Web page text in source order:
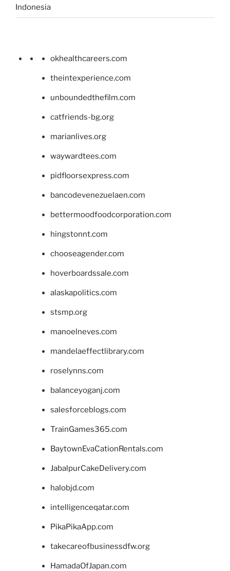
Indonesia
okhealthcareers.com
theintexperience.com
unboundedthefilm.com
catfriends-bg.org
marianlives.org
waywardtees.com
pidfloorsexpress.com
bancodevenezuelaen.com
bettermoodfoodcorporation.com
hingstonnt.com
chooseagender.com
hoverboardssale.com
alaskapolitics.com
stsmp.org
manoelneves.com
mandelaeffectlibrary.com
roselynns.com
balanceyoganj.com
salesforceblogs.com
TrainGames365.com
BaytownEvaCationRentals.com
JabalpurCakeDelivery.com
halobjd.com
intelligenceqatar.com
PikaPikaApp.com
takecareofbusinessdfw.org
HamadaOfJapan.com